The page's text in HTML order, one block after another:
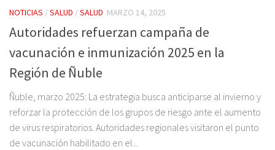
NOTICIAS /SALUD /SALUD MARZO 14, 2025
Autoridades refuerzan campaña de
vacunación e inmunización 2025 en la
Región de Ñuble
Ñuble, marzo 2025: La estrategia busca anticiparse al invierno y
reforzar la protección de los grupos de riesgo ante el aumento
de virus respiratorios. Autoridades regionales visitaron el punto
de vacunación habilitado en el...